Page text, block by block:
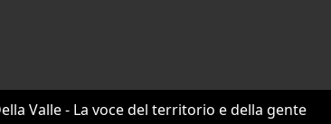
Valle - La voce del territorio e della gente